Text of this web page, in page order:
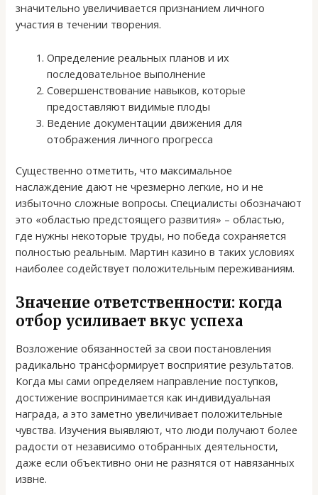
значительно увеличивается признанием личного
участия в течении творения.
Определение реальных планов и их
последовательное выполнение
Совершенствование навыков, которые
предоставляют видимые плоды
Ведение документации движения для
отображения личного прогресса
Существенно отметить, что максимальное
наслаждение дают не чрезмерно легкие, но и не
избыточно сложные вопросы. Специалисты обозначают
это «областью предстоящего развития» – областью,
где нужны некоторые труды, но победа сохраняется
полностью реальным. Мартин казино в таких условиях
наиболее содействует положительным переживаниям.
Значение ответственности: когда
отбор усиливает вкус успеха
Возложение обязанностей за свои постановления
радикально трансформирует восприятие результатов.
Когда мы сами определяем направление поступков,
достижение воспринимается как индивидуальная
награда, а это заметно увеличивает положительные
чувства. Изучения выявляют, что люди получают более
радости от независимо отобранных деятельности,
даже если объективно они не разнятся от навязанных
извне.